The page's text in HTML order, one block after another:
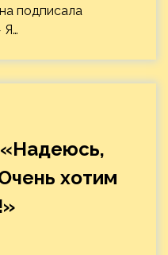
подписала
Я…
хотим